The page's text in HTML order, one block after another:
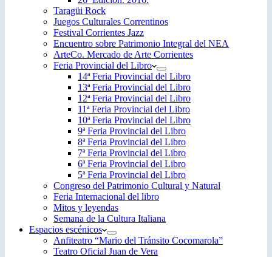
Taragüi Rock
Juegos Culturales Correntinos
Festival Corrientes Jazz
Encuentro sobre Patrimonio Integral del NEA
ArteCo. Mercado de Arte Corrientes
Feria Provincial del Libro
14ª Feria Provincial del Libro
13ª Feria Provincial del Libro
12ª Feria Provincial del Libro
11ª Feria Provincial del Libro
10ª Feria Provincial del Libro
9ª Feria Provincial del Libro
8ª Feria Provincial del Libro
7ª Feria Provincial del Libro
6ª Feria Provincial del Libro
5ª Feria Provincial del Libro
Congreso del Patrimonio Cultural y Natural
Feria Internacional del libro
Mitos y leyendas
Semana de la Cultura Italiana
Espacios escénicos
Anfiteatro “Mario del Tránsito Cocomarola”
Teatro Oficial Juan de Vera